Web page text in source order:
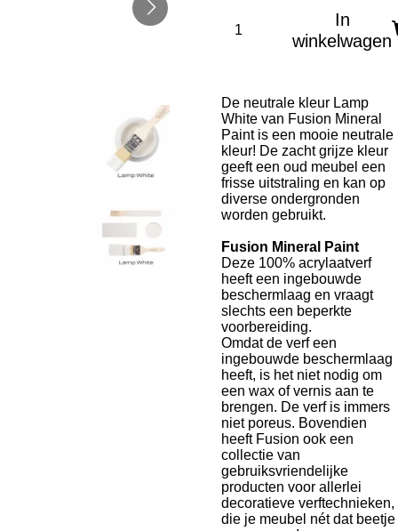
In
winkelwagen
De neutrale kleur Lamp
White van Fusion Mineral
Paint is een mooie neutrale
kleur! De zacht grijze kleur
geeft een oud meubel een
frisse uitstraling en kan op
diverse ondergronden
worden gebruikt.
Fusion Mineral Paint
Deze 100% acrylaatverf
heeft een ingebouwde
beschermlaag en vraagt
slechts een beperkte
voorbereiding.
Omdat de verf een
ingebouwde beschermlaag
heeft, is het niet nodig om
een wax of vernis aan te
brengen. De verf is immers
niet poreus. Bovendien
heeft Fusion ook een
collectie van
gebruiksvriendelijke
producten voor allerlei
decoratieve verftechnieken,
die je meubel nét dat beetje